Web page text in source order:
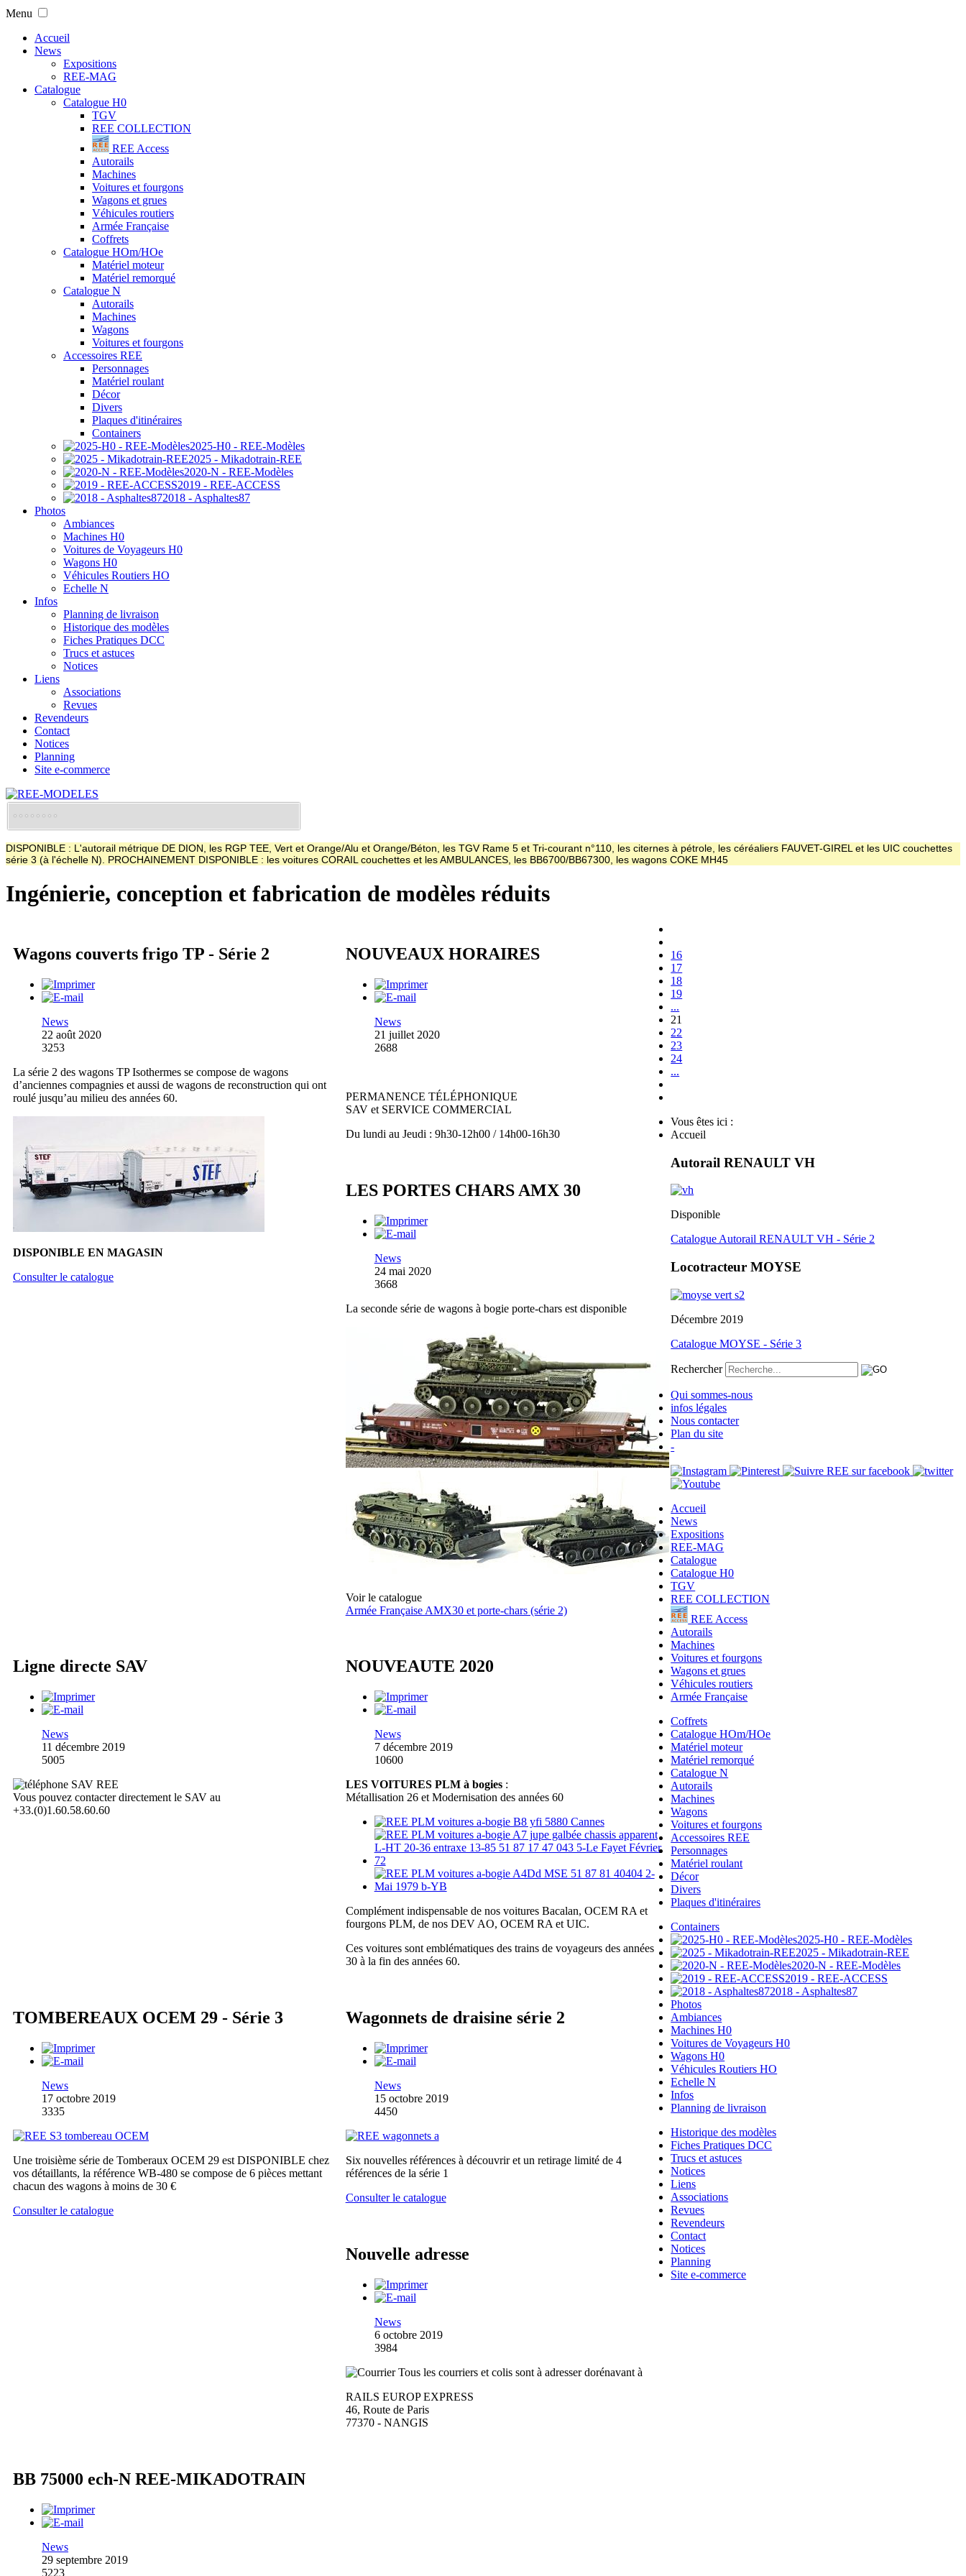
Menu
Accueil
News
Expositions
REE-MAG
Catalogue
Catalogue H0
TGV
REE COLLECTION
REE Access
Autorails
Machines
Voitures et fourgons
Wagons et grues
Véhicules routiers
Armée Française
Coffrets
Catalogue HOm/HOe
Matériel moteur
Matériel remorqué
Catalogue N
Autorails
Machines
Wagons
Voitures et fourgons
Accessoires REE
Personnages
Matériel roulant
Décor
Divers
Plaques d'itinéraires
Containers
2025-H0 - REE-Modèles
2025 - Mikadotrain-REE
2020-N - REE-Modèles
2019 - REE-ACCESS
2018 - Asphaltes87
Photos
Ambiances
Machines H0
Voitures de Voyageurs H0
Wagons H0
Véhicules Routiers HO
Echelle N
Infos
Planning de livraison
Historique des modèles
Fiches Pratiques DCC
Trucs et astuces
Notices
Liens
Associations
Revues
Revendeurs
Contact
Notices
Planning
Site e-commerce
DISPONIBLE : L'autorail métrique DE DION, les RGP TEE, Vert et Orange/Alu et Orange/Béton, les TGV Rame 5 et Tri-courant n°110, les citernes à pétrole, les céréaliers FAUVET-GIREL et les UIC couchettes
série 3 (à l'échelle N). PROCHAINEMENT DISPONIBLE : les voitures CORAIL couchettes et les AMBULANCES, les BB6700/BB67300, les wagons COKE MH45
Ingénierie, conception et fabrication de modèles réduits
Wagons couverts frigo TP - Série 2
News
22 août 2020
3253
La série 2 des wagons TP Isothermes se compose de wagons
d’anciennes compagnies et aussi de wagons de reconstruction qui ont
roulé jusqu’au milieu des années 60.
DISPONIBLE EN MAGASIN
Consulter le catalogue
NOUVEAUX HORAIRES
News
21 juillet 2020
2688
PERMANENCE TÉLÉPHONIQUE
SAV et SERVICE COMMERCIAL
Du lundi au Jeudi : 9h30-12h00 / 14h00-16h30
LES PORTES CHARS AMX 30
News
24 mai 2020
3668
La seconde série de wagons à bogie porte-chars est disponible
Voir le catalogue
Armée Française AMX30 et porte-chars (série 2)
Ligne directe SAV
News
11 décembre 2019
5005
Vous pouvez contacter directement le SAV au
+33.(0)1.60.58.60.60
NOUVEAUTE 2020
News
7 décembre 2019
10600
LES VOITURES PLM à bogies:
Métallisation 26 et Modernisation des années 60
Complément indispensable de nos voitures Bacalan, OCEM RA et
fourgons PLM, de nos DEV AO, OCEM RA et UIC.
Ces voitures sont emblématiques des trains de voyageurs des années
30 à la fin des années 60.
TOMBEREAUX OCEM 29 - Série 3
News
17 octobre 2019
3335
Une troisième série de Tomberaux OCEM 29 est DISPONIBLE chez
vos détaillants, la référence WB-480 se compose de 6 pièces mettant
chacun des wagons à moins de 30 €
Consulter le catalogue
Wagonnets de draisine série 2
News
15 octobre 2019
4450
Six nouvelles références à découvrir et un retirage limité de 4
références de la série 1
Consulter le catalogue
Nouvelle adresse
News
6 octobre 2019
3984
Tous les courriers et colis sont à adresser dorénavant à
RAILS EUROP EXPRESS
46, Route de Paris
77370 - NANGIS
BB 75000 ech-N REE-MIKADOTRAIN
News
29 septembre 2019
5223
16
17
18
19
...
21
22
23
24
...
Vous êtes ici :
Accueil
Autorail RENAULT VH
Disponible
Catalogue Autorail RENAULT VH - Série 2
Locotracteur MOYSE
Décembre 2019
Catalogue MOYSE - Série 3
Rechercher
Qui sommes-nous
infos légales
Nous contacter
Plan du site
-
Accueil
News
Expositions
REE-MAG
Catalogue
Catalogue H0
TGV
REE COLLECTION
REE Access
Autorails
Machines
Voitures et fourgons
Wagons et grues
Véhicules routiers
Armée Française
Coffrets
Catalogue HOm/HOe
Matériel moteur
Matériel remorqué
Catalogue N
Autorails
Machines
Wagons
Voitures et fourgons
Accessoires REE
Personnages
Matériel roulant
Décor
Divers
Plaques d'itinéraires
Containers
2025-H0 - REE-Modèles
2025 - Mikadotrain-REE
2020-N - REE-Modèles
2019 - REE-ACCESS
2018 - Asphaltes87
Photos
Ambiances
Machines H0
Voitures de Voyageurs H0
Wagons H0
Véhicules Routiers HO
Echelle N
Infos
Planning de livraison
Historique des modèles
Fiches Pratiques DCC
Trucs et astuces
Notices
Liens
Associations
Revues
Revendeurs
Contact
Notices
Planning
Site e-commerce